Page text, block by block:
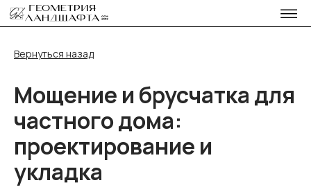
Вернуться назад
Мощение и брусчатка для
частного дома:
проектирование и
укладка